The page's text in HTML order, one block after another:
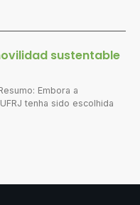
sustentable
Embora a
tenha sido escolhida